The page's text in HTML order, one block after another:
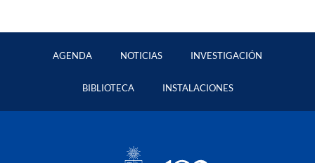
AGENDA NOTICIAS INVESTIGACIÓN
BIBLIOTECA INSTALACIONES